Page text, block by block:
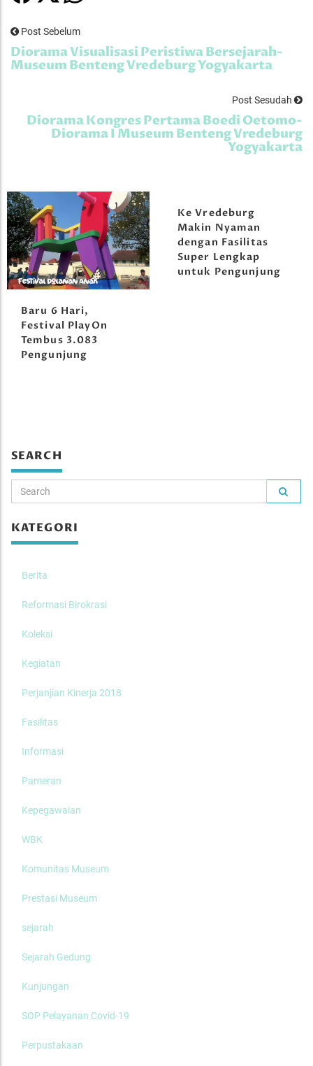
Post Sebelum
Diorama Visualisasi Peristiwa Bersejarah-
Museum Benteng Vredeburg Yogyakarta
Post Sesudah
Diorama Kongres Pertama Boedi Oetomo-
Diorama I Museum Benteng Vredeburg
Yogyakarta
Baru 6 Hari,
Festival PlayOn
Tembus 3.083
Pengunjung
Ke Vredeburg
Makin Nyaman
dengan Fasilitas
Super Lengkap
untuk Pengunjung
SEARCH
KATEGORI
Berita
Reformasi Birokrasi
Koleksi
Kegiatan
Perjanjian Kinerja 2018
Fasilitas
Informasi
Pameran
Kepegawaian
WBK
Komunitas Museum
Prestasi Museum
sejarah
Sejarah Gedung
Kunjungan
SOP Pelayanan Covid-19
Perpustakaan